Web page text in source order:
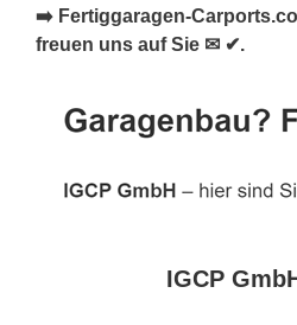
➡️ Fertiggaragen-
freuen uns auf Sie ✉ ✔.
IGCP